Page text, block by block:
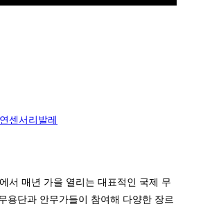
센서리발레
서 매년 가을 열리는 대표적인 국제 무
용단과 안무가들이 참여해 다양한 장르